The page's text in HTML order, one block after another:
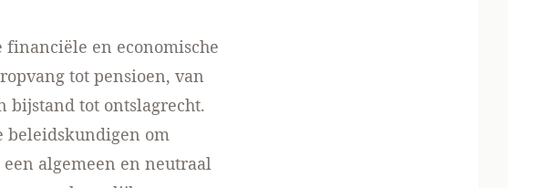
en economische
tot pensioen, van
bijstand tot ontslagrecht.
beleidskundigen om
algemeen en neutraal